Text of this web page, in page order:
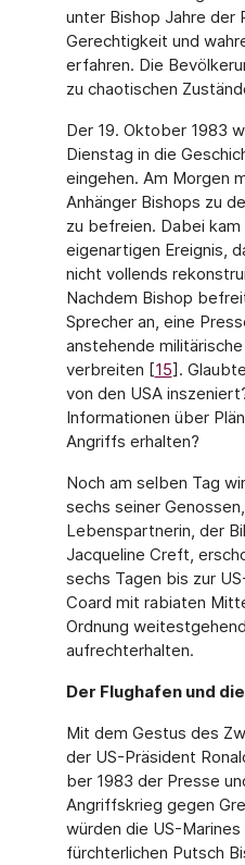
unter Bishop Jahre der
Gerechtigkeit und
erfahren. Die
zu chaotischen
Der 19. Oktober 1983
Dienstag in die
eingehen. Am Morgen
Anhänger Bishops zu
zu befreien. Dabei kam
eigenartigen Ereignis,
nicht voll­ends
Nachdem Bishop
Sprecher an, eine
anstehende
verbrei­ten [15].
von den USA
Informationen über
Angriffs erhalten?
Noch am selben Tag
sechs seiner
Lebenspartnerin, der
Jacqueline Creft,
sechs Tagen bis zur
Coard mit rabiaten
Ordnung
aufrechterhalten.
Der Flughafen und
Mit dem Gestus des
der US-Präsident
ber 1983 der Presse
Angriffskrieg gegen
würden die US-Marines
fürchterlichen Putsch